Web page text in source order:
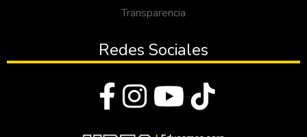
Transparencia
Redes Sociales